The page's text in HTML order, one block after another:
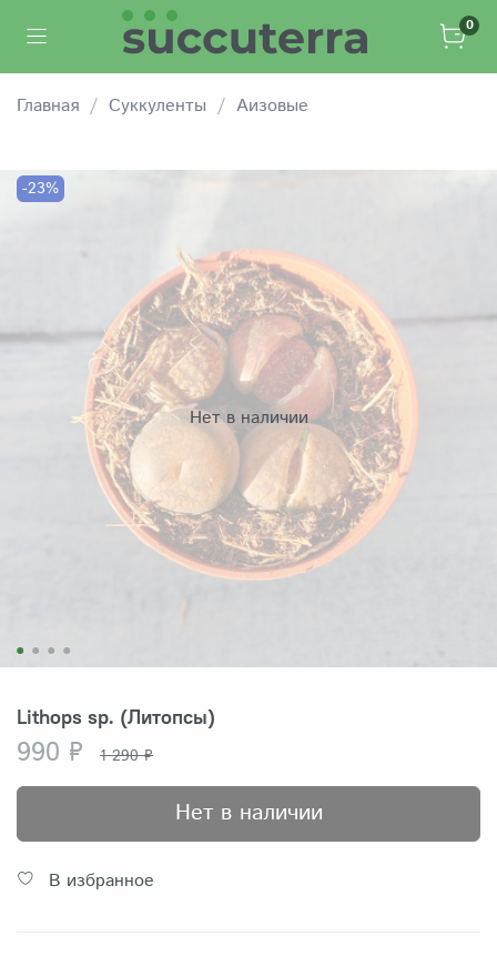
0
Главная Суккуленты Аизовые
Нет в наличии
-23%
Lithops sp. (Литопсы)
990 ₽ 1 290 ₽
Нет в наличии
В избранное